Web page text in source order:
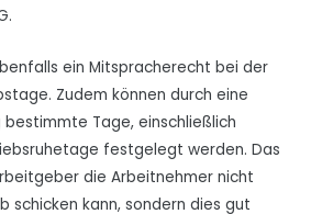
ein Mitspracherecht bei der
Zudem können durch eine
Tage, einschließlich
festgelegt werden. Das
die Arbeitnehmer nicht
schicken kann, sondern dies gut